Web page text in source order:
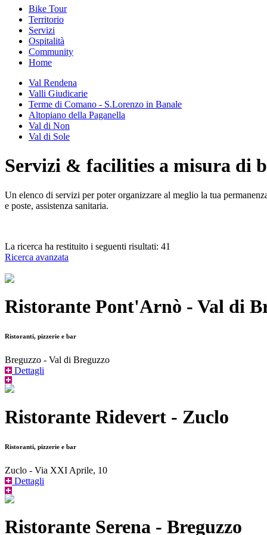
Bike Tour
Territorio
Servizi
Ospitalità
Community
Home
Val Rendena
Valli Giudicarie
Terme di Comano - S.Lorenzo in Banale
Altopiano della Paganella
Val di Non
Val di Sole
Servizi & facilities a misura di
Un elenco di servizi per poter organizzare al meglio la tua
e poste, assistenza sanitaria.
La ricerca ha restituito i seguenti risultati: 41
Ricerca avanzata
Ristorante Pont'Arnò - Val di
Ristoranti, pizzerie e bar
Breguzzo - Val di Breguzzo
Dettagli
Ristorante Ridevert - Zuclo
Ristoranti, pizzerie e bar
Zuclo - Via XXI Aprile, 10
Dettagli
Ristorante Serena - Breguzzo